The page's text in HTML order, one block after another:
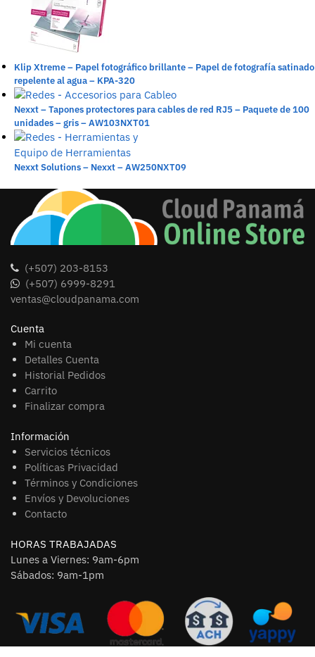
Klip Xtreme – Papel fotográfico brillante – Papel de fotografía satinado
repelente al agua – KPA-320
Nexxt – Tapones protectores para cables de red RJ5 – Paquete de 100
unidades – gris – AW103NXT01
Nexxt Solutions – Nexxt – AW250NXT09
(+507) 203-8153
(+507) 6999-8291
ventas@cloudpanama.com
Cuenta
Mi cuenta
Detalles Cuenta
Historial Pedidos
Carrito
Finalizar compra
Información
Servicios técnicos
Políticas Privacidad
Términos y Condiciones
Envíos y Devoluciones
Contacto
HORAS TRABAJADAS
Lunes a Viernes: 9am-6pm
Sábados: 9am-1pm